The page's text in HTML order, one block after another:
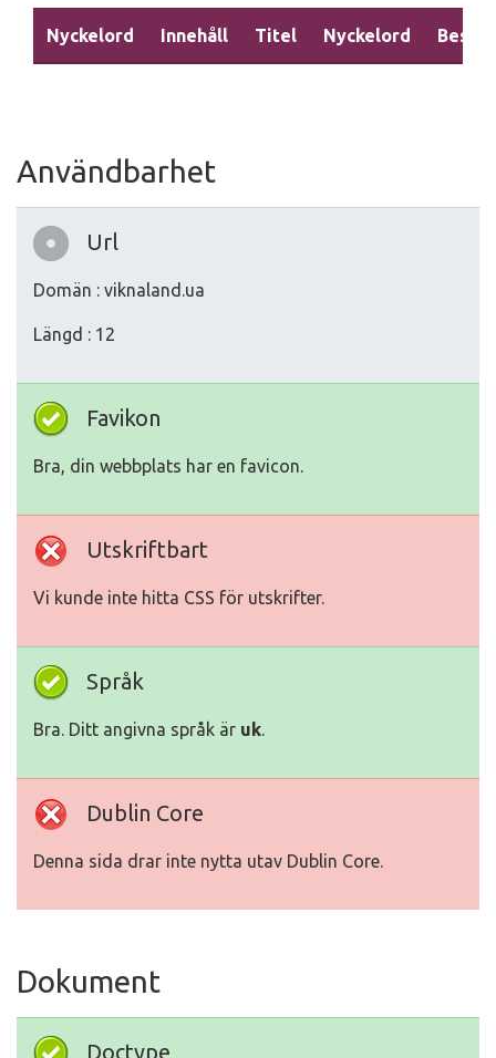
Nyckelord Innehåll Titel Nyckelord
Användbarhet
Url
Domän : viknaland.ua
Längd : 12
Favikon
Bra, din webbplats har en favicon.
Utskriftbart
Vi kunde inte hitta CSS för utskrifter.
Språk
Bra. Ditt angivna språk är uk.
Dublin Core
Denna sida drar inte nytta utav Dublin Core.
Dokument
Doctype